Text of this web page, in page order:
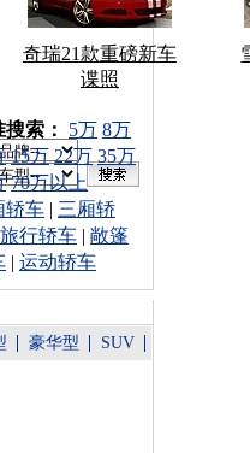
奇瑞21款重磅新车
谍照
索：
索： 5万 8万
15万 22万 35万
70万以上
轿车 | 三厢轿
旅行轿车 | 敞篷
| 运动轿车
豪华型 SUV